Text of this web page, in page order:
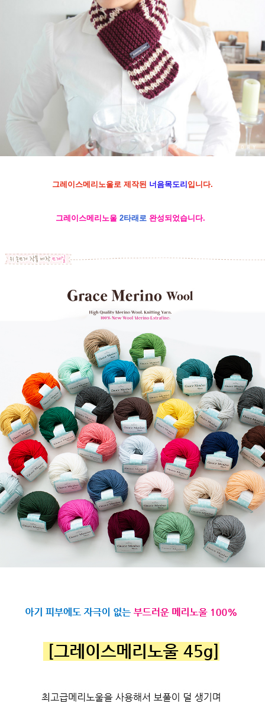
그레이스메리노울로 제작된 너음목도리 입니다.
그레이스메리노울 2타래로 완성되었습니다.